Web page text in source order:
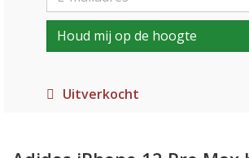
Houd mij op de hoogte
Uitverkocht